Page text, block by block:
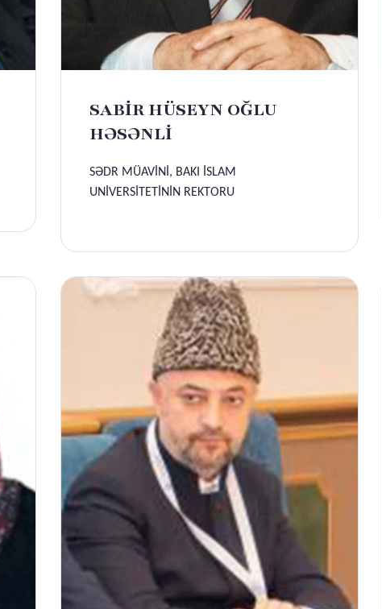
SABİR HÜSEYN OĞLU
HƏSƏNLİ
SƏDR MÜAVİNİ, BAKI İSLAM
UNİVERSİTETİNİN REKTORU